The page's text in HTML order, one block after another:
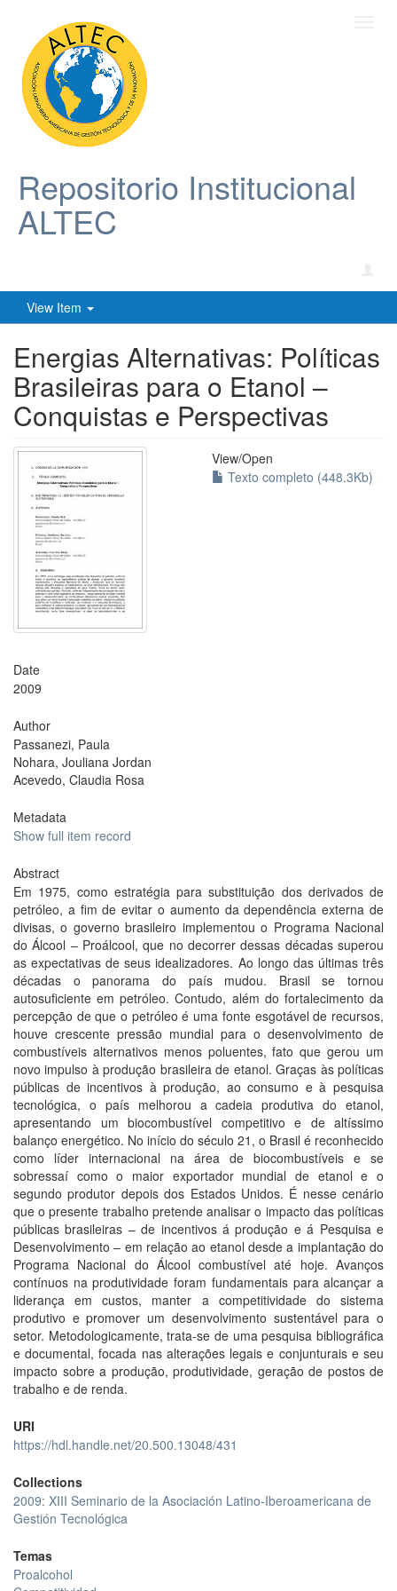
Repositorio Institucional
ALTEC
View Item
Energias Alternativas: Políticas
Brasileiras para o Etanol –
Conquistas e Perspectivas
View/Open
Texto completo (448.3Kb)
Date
2009
Author
Passanezi, Paula
Nohara, Jouliana Jordan
Acevedo, Claudia Rosa
Metadata
Show full item record
Abstract
Em 1975, como estratégia para substituição dos derivados de
petróleo, a fim de evitar o aumento da dependência externa de
divisas, o governo brasileiro implementou o Programa Nacional
do Álcool – Proálcool, que no decorrer dessas décadas superou
as expectativas de seus idealizadores. Ao longo das últimas três
décadas o panorama do país mudou. Brasil se tornou
autosuficiente em petróleo. Contudo, além do fortalecimento da
percepção de que o petróleo é uma fonte esgotável de recursos,
houve crescente pressão mundial para o desenvolvimento de
combustíveis alternativos menos poluentes, fato que gerou um
novo impulso à produção brasileira de etanol. Graças às políticas
públicas de incentivos à produção, ao consumo e à pesquisa
tecnológica, o país melhorou a cadeia produtiva do etanol,
apresentando um biocombustível competitivo e de altíssimo
balanço energético. No início do século 21, o Brasil é reconhecido
como líder internacional na área de biocombustíveis e se
sobressaí como o maior exportador mundial de etanol e o
segundo produtor depois dos Estados Unidos. É nesse cenário
que o presente trabalho pretende analisar o impacto das políticas
públicas brasileiras – de incentivos á produção e á Pesquisa e
Desenvolvimento – em relação ao etanol desde a implantação do
Programa Nacional do Álcool combustível até hoje. Avanços
contínuos na produtividade foram fundamentais para alcançar a
liderança em custos, manter a competitividade do sistema
produtivo e promover um desenvolvimento sustentável para o
setor. Metodologicamente, trata-se de uma pesquisa bibliográfica
e documental, focada nas alterações legais e conjunturais e seu
impacto sobre a produção, produtividade, geração de postos de
trabalho e de renda.
URI
https://hdl.handle.net/20.500.13048/431
Collections
2009: XIII Seminario de la Asociación Latino-Iberoamericana de
Gestión Tecnológica
Temas
Proalcohol